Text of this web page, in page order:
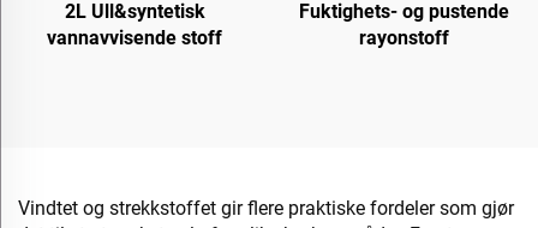
2L Ull&syntetisk
vannavvisende stoff
Fuktighets- og pustende
rayonstoff
Vindtet og strekkstoffet gir flere praktiske fordeler som gjør